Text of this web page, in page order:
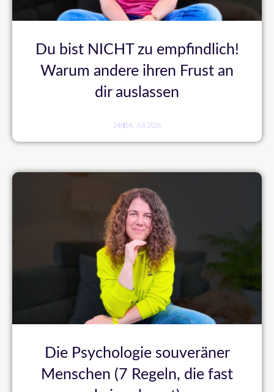
Du bist NICHT zu empfindlich!
Warum andere ihren Frust an
dir auslassen
248 14. Juli 2026
Die Psychologie souveräner
Menschen (7 Regeln, die fast